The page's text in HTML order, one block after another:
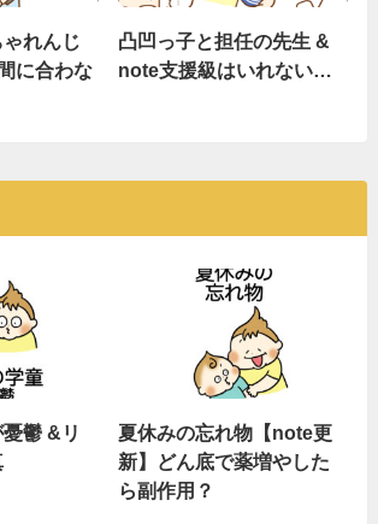
れんじ
に合わな
凸凹っ子と担任の先生 &
note支援級はいれない…
鬱 &リ
夏休みの忘れ物【note更
新】どん底で薬増やした
ら副作用？